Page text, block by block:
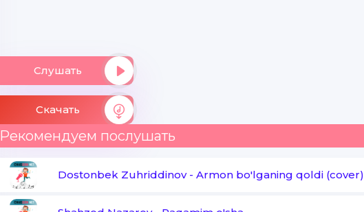
Слушать
Скачать
Vafo yo'qdir qalb ichida
O'zgarmagan kafan qoldi
Рекомендуем послушать
Dostonbek Zuhriddinov- Armon bo'lganing qoldi (cover)